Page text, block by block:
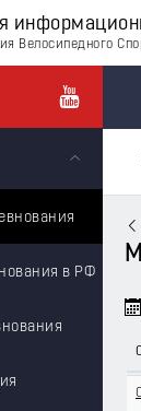
Велосипедного
в РФ